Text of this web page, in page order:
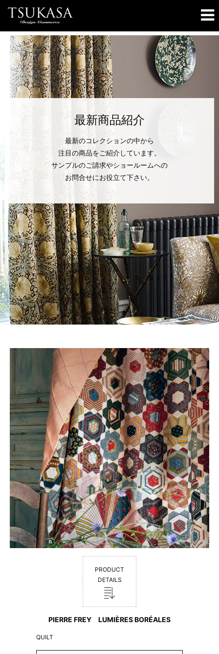
最新商品紹介
最新のコレクションの中から
注目の商品をご紹介しています。
サンプルのご請求やショールームへの
お問合せにお役立て下さい。
PRODUCT
DETAILS
PIERRE FREY LUMIÈRES BORÉALES
QUILT